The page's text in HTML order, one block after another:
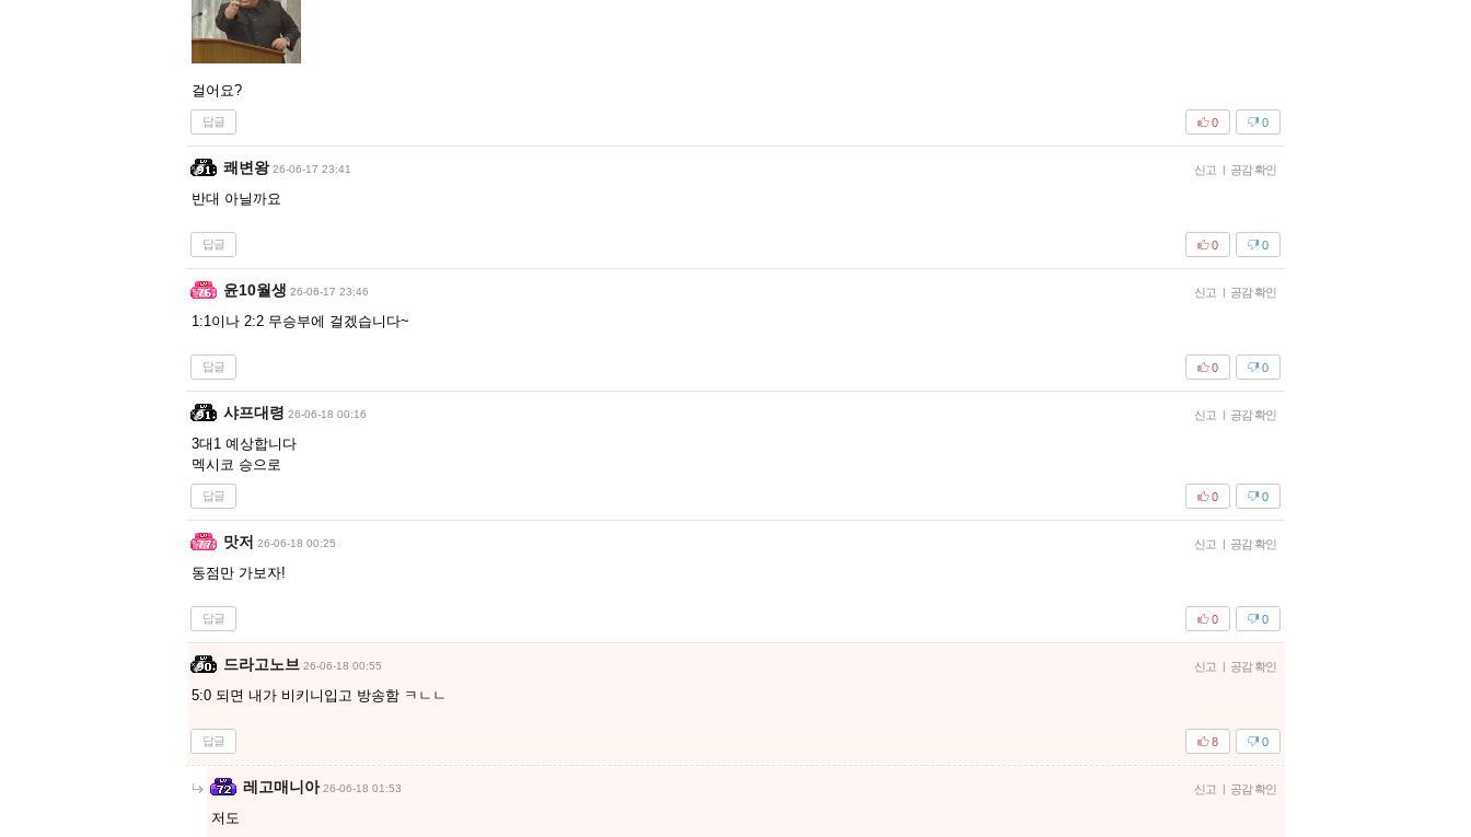
걸어요?
답글 0
0
쾌변왕 26-06-17 23:41 신고 | 공감 확인
반대 아닐까요
답글 0
0
윤10월생 26-06-17 23:46 신고 | 공감 확인
1:1이나 2:2 무승부에 걸겠습니다~
답글 0
0
샤프대령 26-06-18 00:16 신고 | 공감 확인
3대1 예상합니다
멕시코 승으로
답글 0
0
맛저 26-06-18 00:25 신고 | 공감 확인
동점만 가보자!
답글 0
0
드라고노브 26-06-18 00:55 신고 | 공감 확인
5:0 되면 내가 비키니입고 방송함 ㅋㄴㄴ
답글 0
8
레고매니아 26-06-18 01:53 신고 | 공감 확인
저도